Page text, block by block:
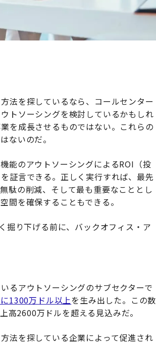
法を探しているなら、コールセンター
トソーシングを検討しているかもしれ
を成長させるものではない。これらの
ないのだ。
能のアウトソーシングによるROI（投
証言できる。正しく実行すれば、最先
駄の削減、そして最も重要なこととし
間を確保することもできる。
掘り下げる前に、バックオフィス・ア
るアウトソーシングのサブセクターで
1300万ドル以上を生み出した。この数
2600万ドルを超える見込みだ。
法を探している企業によって促進され